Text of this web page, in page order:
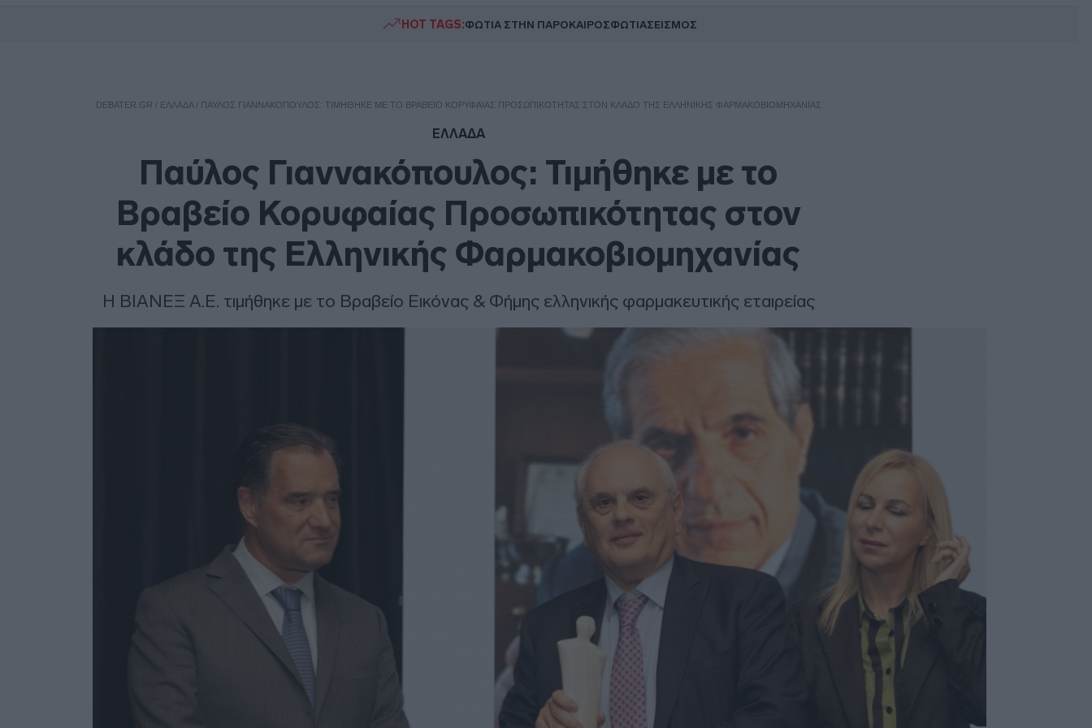
HOT TAGS:ΦΩΤΙΑ ΣΤΗΝ ΠΑΡΟΚΑΙΡΟΣΦΩΤΙΑΣΕΙΣΜΟΣ
DEBATER.GR / ΕΛΛΑΔΑ/ ΠΑΎΛΟΣ ΓΙΑΝΝΑΚΌΠΟΥΛΟΣ: ΤΙΜΉΘΗΚΕ ΜΕ ΤΟ ΒΡΑΒΕΊΟ ΚΟΡΥΦΑΊΑΣ ΠΡΟΣΩΠΙΚΌΤΗΤΑΣ ΣΤΟΝ ΚΛΆΔΟ ΤΗΣ ΕΛΛΗΝΙΚΉΣ ΦΑΡΜΑΚΟΒΙΟΜΗΧΑΝΊΑΣ
ΕΛΛΑΔΑ
Παύλος Γιαννακόπουλος: Τιμήθηκε με το
Βραβείο Κορυφαίας Προσωπικότητας στον
κλάδο της Ελληνικής Φαρμακοβιομηχανίας
Η ΒΙΑΝΕΞ Α.Ε. τιμήθηκε με το Βραβείο Εικόνας & Φήμης ελληνικής φαρμακευτικής εταιρείας